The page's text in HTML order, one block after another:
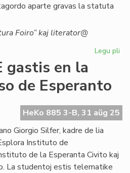
aparte gravas la statuta
Foiro” kaj literator@
Legu pli
gastis en la
de Esperanto
HeKo 885 3-B, 31 aŭg 25
Giorgio Silfer, kadre de lia
Instituto de
de la Esperanta Civito kaj
La studentoj estis telematike